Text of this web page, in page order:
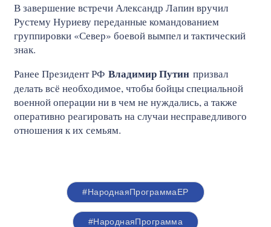
В завершение встречи Александр Лапин вручил
Рустему Нуриеву переданные командованием
группировки «Север» боевой вымпел и тактический
знак.
Ранее Президент РФ Владимир Путин призвал
делать всё необходимое, чтобы бойцы специальной
военной операции ни в чем не нуждались, а также
оперативно реагировать на случаи несправедливого
отношения к их семьям.
#НароднаяПрограммаЕР
#НароднаяПрограмма